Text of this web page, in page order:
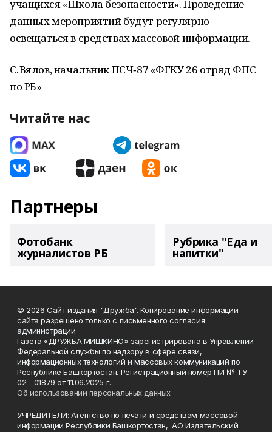
учащихся «Школа безопасности». Проведение
данных мероприятий будут регулярно
освещаться в средствах массовой информации.
С. Вялов, начальник ПСЧ‑87 «ФГКУ 26 отряд ФПС
по РБ»
Читайте нас
Партнеры
Фотобанк
журналистов РБ
Рубрика "Еда и
напитки"
© 2026 Сайт издания "Дружба". Копирование информации
сайта разрешено только с письменного согласия
администрации
Газета «ДРУЖБА МИШКИНО» зарегистрирована в Управлении
Федеральной службы по надзору в сфере связи,
информационных технологий и массовых коммуникаций по
Республике Башкортостан. Регистрационный номер ПИ № ТУ
02 - 01879 от 11.06.2025 г.
Об использовании персональных данных
УЧРЕДИТЕЛИ: Агентство по печати и средствам массовой
информации Республики Башкортостан, АО Издательский